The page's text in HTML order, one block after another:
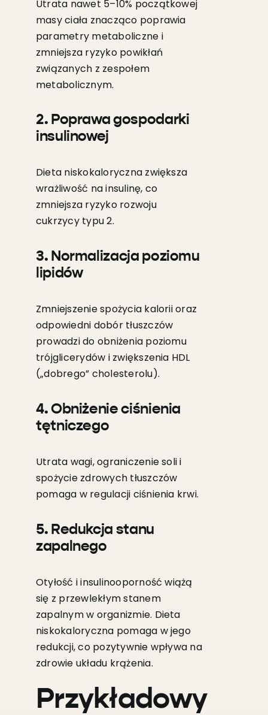
Utrata nawet 5–10% początkowej
masy ciała znacząco poprawia
parametry metaboliczne i
zmniejsza ryzyko powikłań
związanych z zespołem
metabolicznym.
2. Poprawa gospodarki
insulinowej
Dieta niskokaloryczna zwiększa
wrażliwość na insulinę, co
zmniejsza ryzyko rozwoju
cukrzycy typu 2.
3. Normalizacja poziomu
lipidów
Zmniejszenie spożycia kalorii oraz
odpowiedni dobór tłuszczów
prowadzi do obniżenia poziomu
trójglicerydów i zwiększenia HDL
(„dobrego” cholesterolu).
4. Obniżenie ciśnienia
tętniczego
Utrata wagi, ograniczenie soli i
spożycie zdrowych tłuszczów
pomaga w regulacji ciśnienia krwi.
5. Redukcja stanu
zapalnego
Otyłość i insulinooporność wiążą
się z przewlekłym stanem
zapalnym w organizmie. Dieta
niskokaloryczna pomaga w jego
redukcji, co pozytywnie wpływa na
zdrowie układu krążenia.
Przykładowy